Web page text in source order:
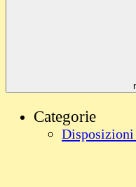
Categorie
Disposizioni